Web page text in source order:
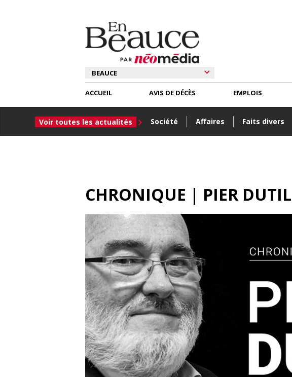
ACCUEIL
Voir toutes les actualités Société Affaires Faits divers
AVIS DE DÉCÈS EMPLOIS
CHRONIQUE | PIER DUTIL